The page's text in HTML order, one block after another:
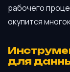
рабочего
окупится
для